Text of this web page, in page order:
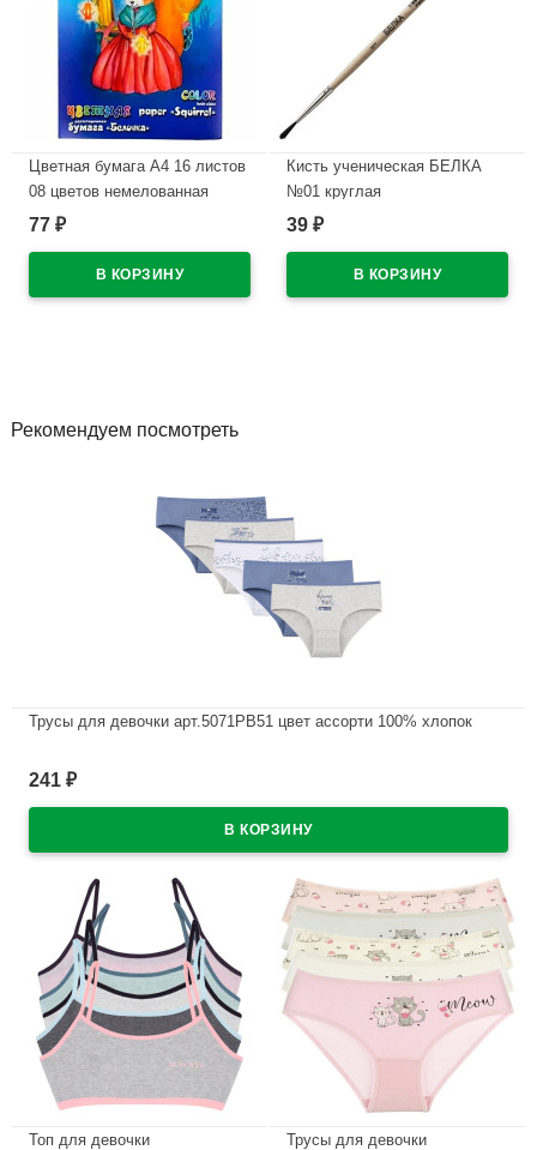
Цветная бумага А4 16 листов
08 цветов немелованная
двухсторонняя Лилия
папке арт ЦБ-0243
77 ₽
Кисть ученическая БЕЛКА
№01 круглая
В наличии
39 ₽
Рекомендуем посмотреть
Трусы для девочки арт.5071PB51 цвет ассорти 100% хлопок
241 ₽
Топ для девочки
Трусы для девочки